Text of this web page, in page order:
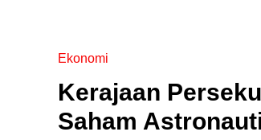
Ekonomi
Kerajaan
Saham